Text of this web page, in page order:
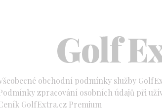
obchodní podmínky služby
zpracování osobních údajů při
GolfExtra.cz Premium